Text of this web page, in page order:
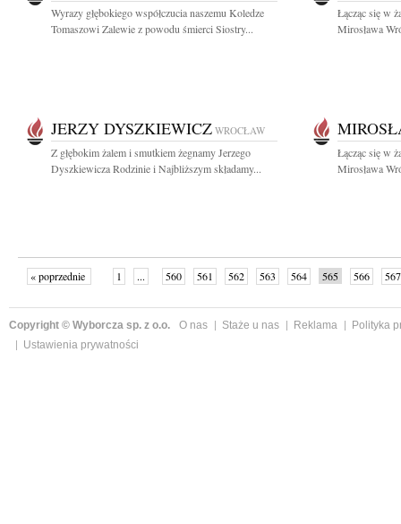
Wyrazy głębokiego współczucia naszemu Koledze
Tomaszowi Zalewie z powodu śmierci Siostry...
Łącząc się w
Mirosława
JERZY DYSZKIEWICZ WROCŁAW
Z głębokim żalem i smutkiem żegnamy Jerzego
Dyszkiewicza Rodzinie i Najbliższym składamy...
Łącząc się w
Mirosława
« poprzednie 1 ... 560 561 562 563 564 565 566
567
Copyright © Wyborcza sp. z o.o. O nas Staże u nas Reklama
Polityka
Ustawienia prywatności